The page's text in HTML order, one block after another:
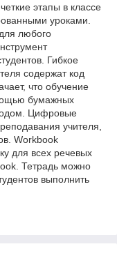
этапы в классе
уроками.
любого
Гибкое
содержат код
что обучение
бумажных
Цифровые
учителя,
Workbook
для всех речевых
Тетрадь можно
выполнить